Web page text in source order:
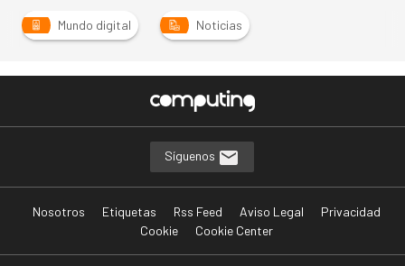
Mundo digital Noticias
Síguenos
Nosotros Etiquetas Rss Feed Aviso Legal
Privacidad
Cookie
Cookie Center